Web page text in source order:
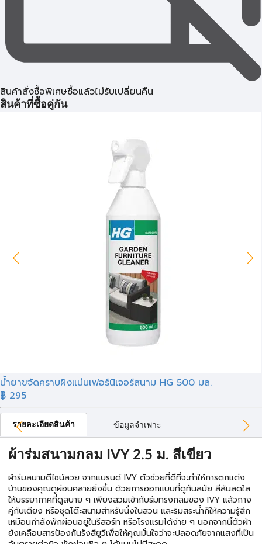
สินค้าสั่งซื้อพิเศษซื้อแล้วไม่รับเปลี่ยนคืน
สินค้าที่ซื้อคู่กัน
น้ำยาขจัดคราบฝังแน่นเฟอร์นิเจอร์สนาม HG 500 มล.
฿ 295
รายละเอียดสินค้า ข้อมูลจำเพาะ
ผ้าร่มสนามกลม IVY 2.5 ม. สีเขียว
ผ้าร่มสนามดีไซน์สวย จากแบรนด์ IVY ตัวช่วยที่ดีที่จะทำให้การตกแต่ง
บ้านของคุณดูผ่อนคลายยิ่งขึ้น ด้วยการออกแบบที่ดูทันสมัย สีสันสดใส
ให้บรรยากาศที่ดูสบาย ๆ เพียงสวมเข้ากับร่มทรงกลมของ IVY แล้วกาง
คู่กับเตียง หรือชุดโต๊ะสนามสำหรับนั่งในสวน และริมสระน้ำก็ให้ความรู้สึก
เหมือนกำลังพักผ่อนอยู่ในรีสอร์ท หรือโรงแรมได้ง่าย ๆ นอกจากนี้ตัวผ้า
ยังเคลือบสารป้องกันรังสียูวีเพื่อให้คุณมั่นใจว่าจะปลอดภัยจากแสงที่เป็น